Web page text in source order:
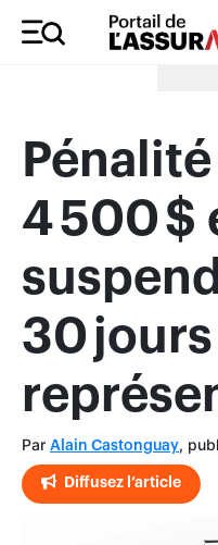
Merci
4 500 $
30
Par Alain Castonguay,
Diffusez l’article